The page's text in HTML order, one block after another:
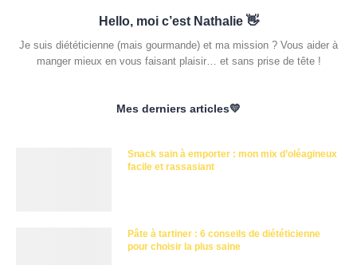
Hello, moi c’est Nathalie 👋
Je suis diététicienne (mais gourmande) et ma mission ? Vous aider à
manger mieux en vous faisant plaisir… et sans prise de tête !
Mes derniers articles💛
Snack sain à emporter : mon mix d’oléagineux
facile et rassasiant
Pâte à tartiner : 6 conseils de diététicienne
pour choisir la plus saine